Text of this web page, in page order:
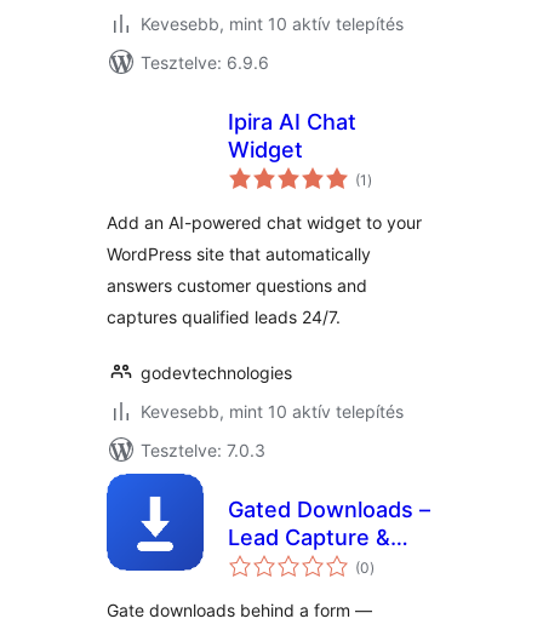
Kevesebb, mint 10 aktív telepítés
Tesztelve: 6.9.6
Ipira AI Chat
Widget
(1 értékelés
összesen
)
Add an AI-powered chat widget to your
WordPress site that automatically
answers customer questions and
captures qualified leads 24/7.
godevtechnologies
Kevesebb, mint 10 aktív telepítés
Tesztelve: 7.0.3
Gated Downloads –
Lead Capture &
Content Locker
(0értékelés
összesen
)
Gate downloads behind a form —